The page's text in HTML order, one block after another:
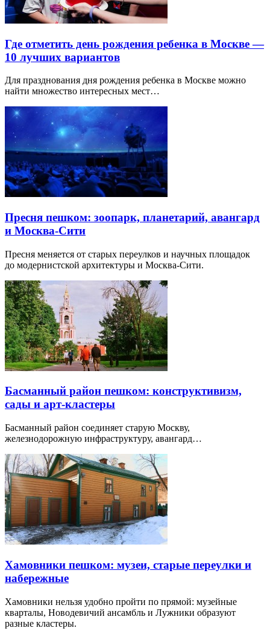
Где отметить день рождения ребенка в Москве —
10 лучших вариантов
Для празднования дня рождения ребенка в Москве можно
найти множество интересных мест…
Пресня пешком: зоопарк, планетарий, авангард
и Москва-Сити
Пресня меняется от старых переулков и научных площадок
до модернистской архитектуры и Москва-Сити.
Басманный район пешком: конструктивизм,
сады и арт-кластеры
Басманный район соединяет старую Москву,
железнодорожную инфраструктуру, авангард…
Хамовники пешком: музеи, старые переулки и
набережные
Хамовники нельзя удобно пройти по прямой: музейные
кварталы, Новодевичий ансамбль и Лужники образуют
разные кластеры.